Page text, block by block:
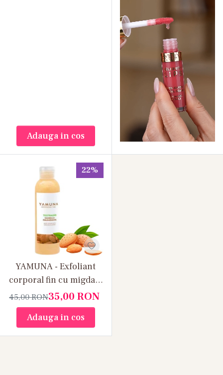
Adauga in cos
22%
YAMUNA - Exfoliant
corporal fin cu migdale
macinate 250 ml
35,00RON
45,00RON
Adauga in cos